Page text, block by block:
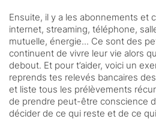
Ensuite, il y a les abonnements et
internet, streaming, téléphone,
mutuelle, énergie... Ce sont des
continuent de vivre leur vie alors
debout. Et pour t’aider, voici un
reprends tes relevés bancaires
et liste tous les prélèvements
de prendre peut-être conscience
décider de ce qui reste et de ce